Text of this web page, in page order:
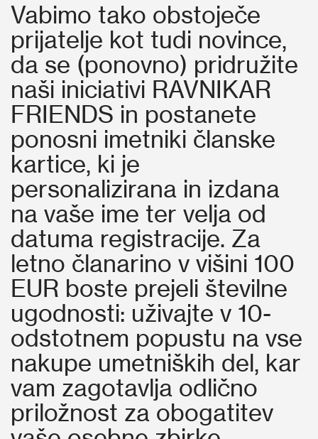
Vabimo tako obstoječe
prijatelje kot tudi novince,
da se (ponovno) pridružite
naši iniciativi RAVNIKAR
FRIENDS in postanete
ponosni imetniki članske
kartice, ki je
personalizirana in izdana
na vaše ime ter velja od
datuma registracije. Za
letno članarino v višini 100
EUR boste prejeli številne
ugodnosti: uživajte v 10-
odstotnem popustu na vse
nakupe umetniških del, kar
vam zagotavlja odlično
priložnost za obogatitev